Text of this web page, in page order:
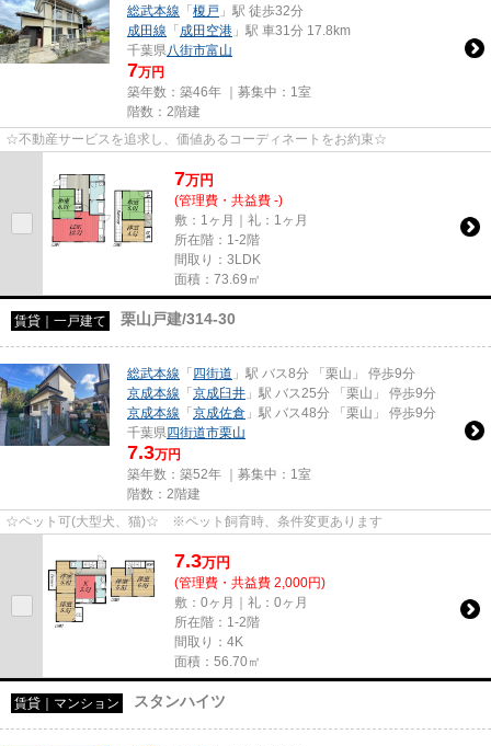
総武本線 「榎戸 」駅 徒歩32分
成田線 「成田空港 」駅 車31分 17.8km
千葉県 八街市富山
7万円
築年数：築46年 ｜募集中： 1室
階数：2階建
☆不動産サービスを追求し、価値あるコーディネートをお約束☆
7万円
(管理費・共益費 -)
敷：1ヶ月｜礼：1ヶ月
所在階：1-2階
間取り：3LDK
面積：73.69㎡
賃貸｜一戸建て 栗山戸建/314-30
総武本線 「四街道 」駅 バス8分 「栗山」 停歩9分
京成本線 「京成臼井 」駅 バス25分 「栗山」 停歩9分
京成本線 「京成佐倉 」駅 バス48分 「栗山」 停歩9分
千葉県四街道市栗山
7.3万円
築年数：築52年 ｜募集中： 1室
階数：2階建
☆ペット可(大型犬、猫)☆ ※ペット飼育時、条件変更あります
7.3万円
(管理費・共益費 2,000円)
敷：0ヶ月｜礼：0ヶ月
所在階：1-2階
間取り：4K
面積：56.70㎡
賃貸｜マンション スタンハイツ